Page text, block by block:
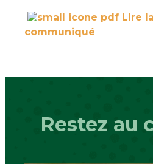
Lire
communiqué
Restez au